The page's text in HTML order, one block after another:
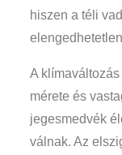
hiszen a téli
A
mérete és
jegesmedvék
válnak. Az